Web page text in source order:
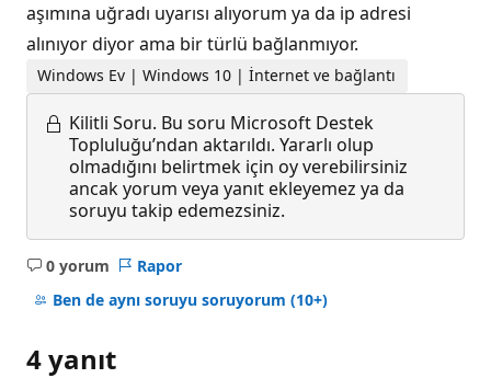
aşımına uğradı uyarısı alıyorum ya da ip adresi
alınıyor diyor ama bir türlü bağlanmıyor.
Windows Ev | Windows 10 | İnternet ve bağlantı
Kilitli Soru. Bu soru Microsoft Destek
Topluluğu’ndan aktarıldı. Yararlı olup
olmadığını belirtmek için oy verebilirsiniz
ancak yorum veya yanıt ekleyemez ya da
soruyu takip edemezsiniz.
0 yorum
Açıklama
yok
Rapor
Ben de aynı soruyu soruyorum (10+)
4 yanıt